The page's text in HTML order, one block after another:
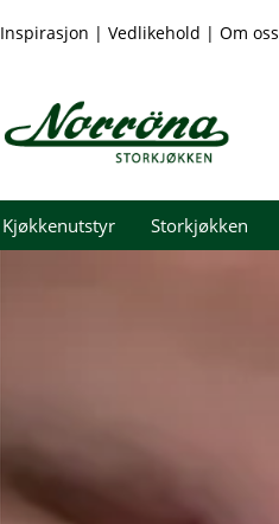
Inspirasjon | Vedlikehold | Om oss
Kjøkkenutstyr Storkjøkken